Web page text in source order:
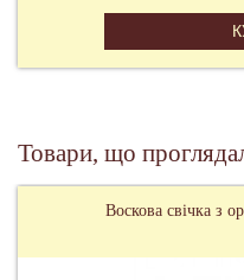
Товари, що
Воскова свічка з